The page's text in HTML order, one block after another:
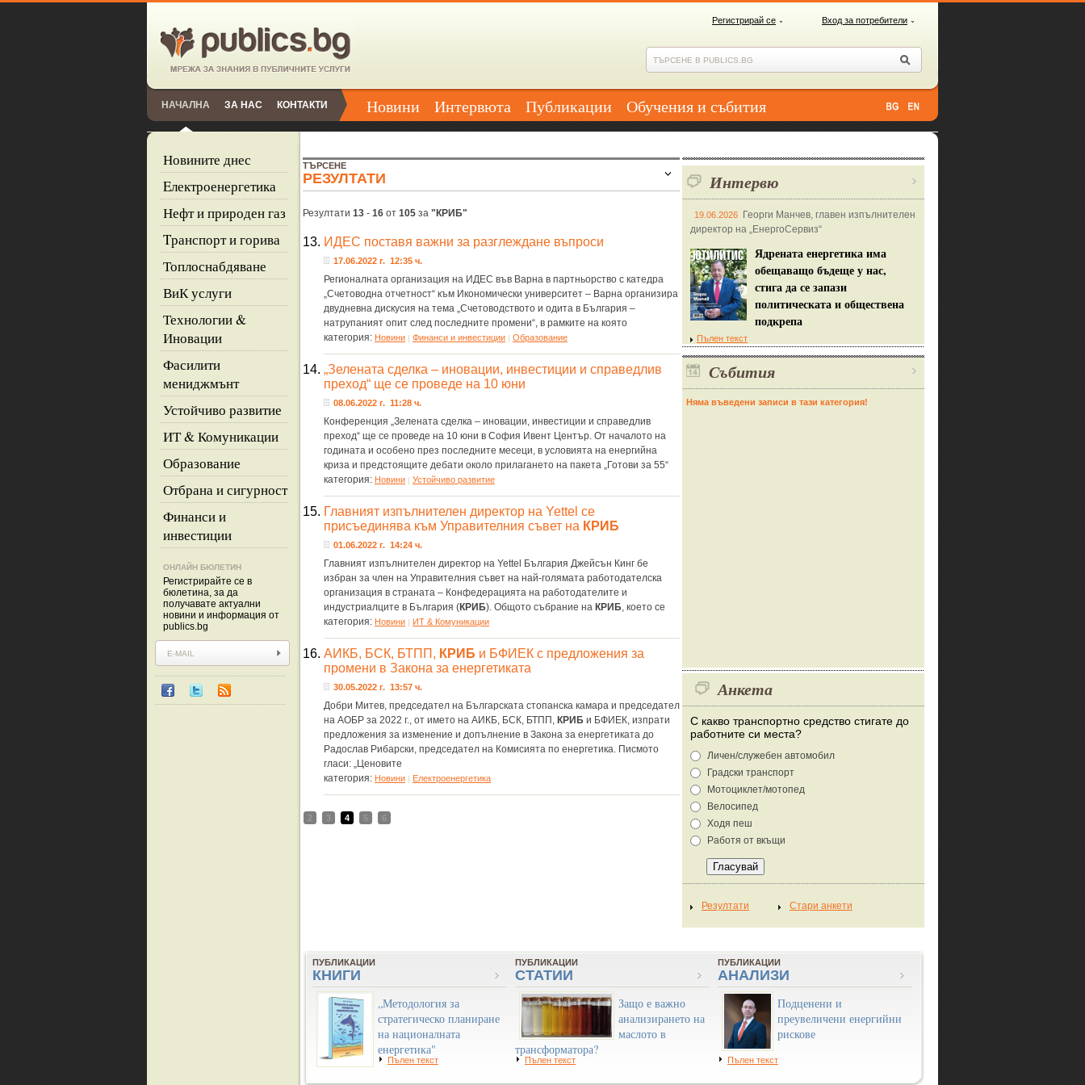
Регистрирай се Вход за потребители
НАЧАЛНА ЗА НАС КОНТАКТИ Новини Интервюта Публикации Обучения и събития
Новините днес
Eлектроенергетика
Нефт и природен газ
Tранспорт и горива
Топлоснабдяване
ВиК услуги
Технологии &
Иновации
Фасилити
мениджмънт
Устойчиво развитие
ИТ & Комуникации
Образование
Отбрана и сигурност
Финанси и
инвестиции
ОНЛАЙН БЮЛЕТИН
Регистрирайте се в
бюлетина, за да
получавате актуални
новини и информация от
publics.bg
ТЪРСЕНЕ
РЕЗУЛТАТИ
Резултати 13 - 16 от 105 за "КРИБ"
13. ИДЕС поставя важни за разглеждане въпроси
17.06.2022 г. 12:35 ч.
Регионалната организация на ИДЕС във Варна в партньорство с катедра
„Счетоводна отчетност“ към Икономически университет – Варна организира
двудневна дискусия на тема „Счетоводството и одита в България –
натрупаният опит след последните промени“, в рамките на която
категория: Новини | Финанси и инвестиции | Образование
14. „Зелената сделка – иновации, инвестиции и справедлив
преход“ ще се проведе на 10 юни
08.06.2022 г. 11:28 ч.
Конференция „Зелената сделка – иновации, инвестиции и справедлив
преход“ ще се проведе на 10 юни в София Ивент Център. От началото на
годината и особено през последните месеци, в условията на енергийна
криза и предстоящите дебати около прилагането на пакета „Готови за 55“
категория: Новини | Устойчиво развитие
15. Главният изпълнителен директор на Yettel се
присъединява към Управителния съвет на КРИБ
01.06.2022 г. 14:24 ч.
Главният изпълнителен директор на Yettel България Джейсън Кинг бе
избран за член на Управителния съвет на най-голямата работодателска
организация в страната – Конфедерацията на работодателите и
индустриалците в България (КРИБ). Общото събрание на КРИБ, което се
категория: Новини | ИТ & Комуникации
16. АИКБ, БСК, БТПП, КРИБ и БФИЕК с предложения за
промени в Закона за енергетиката
30.05.2022 г. 13:57 ч.
Добри Митев, председател на Българската стопанска камара и председател
на АОБР за 2022 г., от името на АИКБ, БСК, БТПП, КРИБ и БФИЕК, изпрати
предложения за изменение и допълнение в Закона за енергетиката до
Радослав Рибарски, председател на Комисията по енергетика. Писмото
гласи: „Ценовите
категория: Новини | Eлектроенергетика
2 3 4 5 6
Интервю
19.06.2026 Георги Манчев, главен изпълнителен
директор на „ЕнергоСервиз“
Ядрената енергетика има
обещаващо бъдеще у нас,
стига да се запази
политическата и обществена
подкрепа
Пълен текст
Събития
Няма въведени записи в тази категория!
Анкета
С какво транспортно средство стигате до
работните си места?
Личен/служебен автомобил
Градски транспорт
Мотоциклет/мотопед
Велосипед
Ходя пеш
Работя от вкъщи
ПУБЛИКАЦИИ
КНИГИ
„Методология за
стратегическо планиране
на националната
енергетика"
Пълен текст
ПУБЛИКАЦИИ
СТАТИИ
Защо е важно
анализирането на
маслото в
трансформатора?
Пълен текст
ПУБЛИКАЦИИ
АНАЛИЗИ
Подценени и
преувеличени енергийни
рискове
Пълен текст